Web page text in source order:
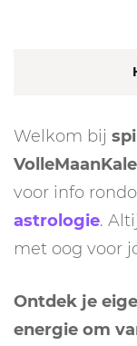
Welkom bij
voor info
astrologie.
met oog voor
Ontdek je
energie om